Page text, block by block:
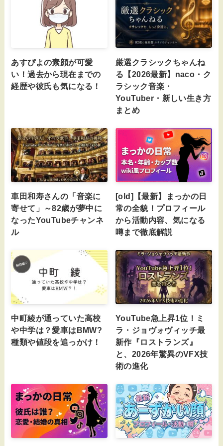
あすぴよの素顔が可愛
い！過去から現在までの
経歴や彼氏も気になる！
厳選クラシックちゃんね
る【2026最新】naco・ク
ラシック音楽・
YouTuber・新しい生き方
まとめ
車田和寿さんの「音楽に
寄せて」～82歳が夢中に
なったYouTubeチャンネ
ル
[old]【最新】まっかの日
常の全貌！プロフィール
から活動内容、気になる
噂まで徹底解説
中町綾が通っていた高校
や中学は？愛車はBMW?
種類や値段を追っかけ！
YouTube急上昇1位！ミ
ラ・ジョヴォヴィッチ最
新作『ロストランズ』
と、2026年驚異のVFX技
術の進化